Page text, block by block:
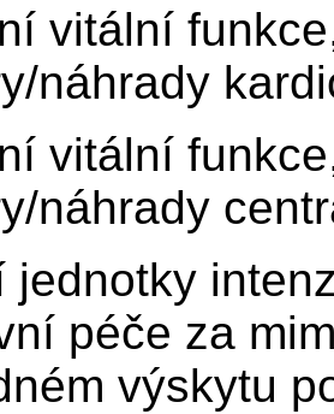
vitální
náhrady
vitální
náhrady
jednotky
péče za
výskytu